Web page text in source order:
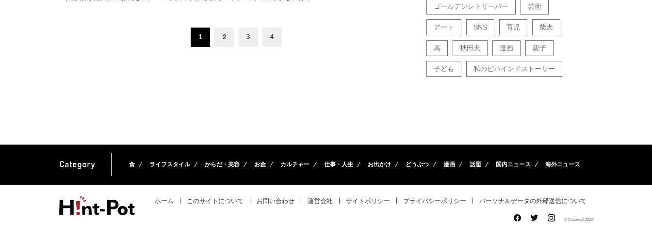
1 2 3 4
ゴールデンレトリーバー 芸術
アート SNS 育児 柴犬
馬 秋田犬 漫画 親子
子ども 私のビハインドストーリー
Category 食 ライフスタイル からだ・美容 お金 カルチャー 仕事・人生 お出かけ どうぶつ 漫画 話題 国内ニュース 海外ニュース
ホーム このサイトについて お問い合わせ 運営会社 サイトポリシー プライバシーポリシー パーソナルデータの外部送信について
© Creative2 2022